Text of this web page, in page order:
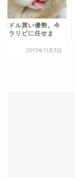
はドル買い優勢。今
トラリピに任せま
2015年11月3日